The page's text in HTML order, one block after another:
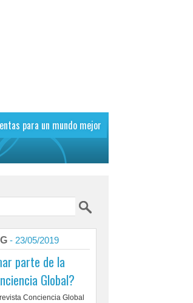
para un mundo mejor
- 23/05/2019
parte de la
Global?
Conciencia Global